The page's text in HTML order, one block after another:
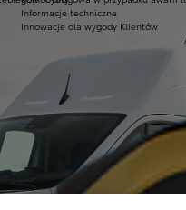
Informacje techniczne
Innowacje dla wygody Klientów